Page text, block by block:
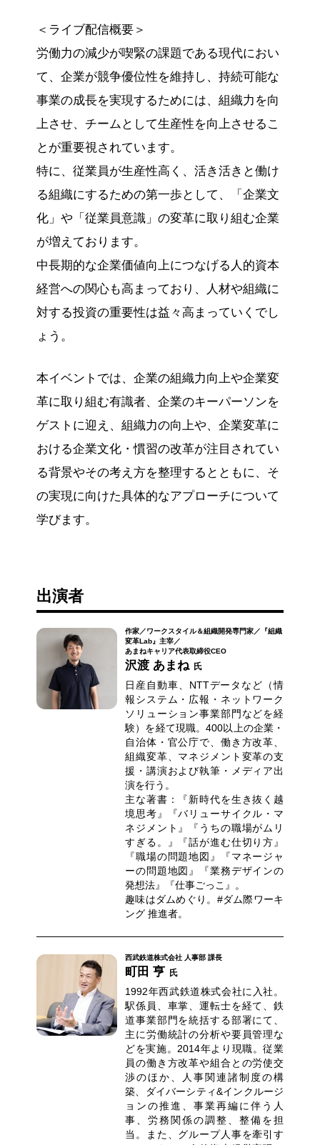
＜ライブ配信概要＞
労働力の減少が喫緊の課題である現代におい
て、企業が競争優位性を維持し、持続可能な
事業の成長を実現するためには、組織力を向
上させ、チームとして生産性を向上させるこ
とが重要視されています。
特に、従業員が生産性高く、活き活きと働け
る組織にするための第一歩として、「企業文
化」や「従業員意識」の変革に取り組む企業
が増えております。
中長期的な企業価値向上につなげる人的資本
経営への関心も高まっており、人材や組織に
対する投資の重要性は益々高まっていくでし
ょう。
本イベントでは、企業の組織力向上や企業変
革に取り組む有識者、企業のキーパーソンを
ゲストに迎え、組織力の向上や、企業変革に
おける企業文化・慣習の改革が注目されてい
る背景やその考え方を整理するとともに、そ
の実現に向けた具体的なアプローチについて
学びます。
出演者
作家／ワークスタイル＆組織開発専門家／『組織
変革Lab』主宰／
あまねキャリア代表取締役CEO
沢渡 あまね 氏
日産自動車、NTTデータなど（情
報システム・広報・ネットワーク
ソリューション事業部門などを経
験）を経て現職。400以上の企業・
自治体・官公庁で、働き方改革、
組織変革、マネジメント変革の支
援・講演および執筆・メディア出
演を行う。
主な著書：『新時代を生き抜く越
境思考』『バリューサイクル・マ
ネジメント』『うちの職場がムリ
すぎる。』『話が進む仕切り方』
『職場の問題地図』『マネージャ
ーの問題地図』『業務デザインの
発想法』『仕事ごっこ』。
趣味はダムめぐり。#ダム際ワーキ
ング 推進者。
西武鉄道株式会社 人事部 課長
町田 亨 氏
1992年西武鉄道株式会社に入社。
駅係員、車掌、運転士を経て、鉄
道事業部門を統括する部署にて、
主に労働統計の分析や要員管理な
どを実施。2014年より現職。従業
員の働き方改革や組合との労使交
渉のほか、人事関連諸制度の構
築、ダイバーシティ&インクルージ
ョンの推進、事業再編に伴う人
事、労務関係の調整、整備を担
当。また、グループ人事を牽引す